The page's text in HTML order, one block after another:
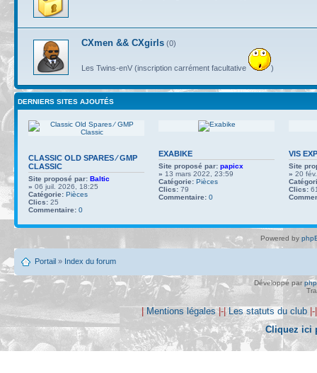
CXmen && CXgirls (0)
Les Twins-enV (inscription carrément facultative )
DERNIERS SITES AJOUTÉS
CLASSIC OLD SPARES ∕ GMP
CLASSIC
Site proposé par: Baltic
» 06 juil. 2026, 18:25
Catégorie: Pièces
Clics: 25
Commentaire: 0
EXABIKE
Site proposé par: papicx
» 13 mars 2022, 23:59
Catégorie: Pièces
Clics: 79
Commentaire: 0
VIS
Site
» 20
Clics:
Powered by
Portail » Index du forum
Développé par
|Mentions légales|-|Les statuts du club
Cliquez ici